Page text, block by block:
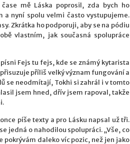
mě Láska poprosil, zda bych ho
a nyní spolu velmi často vystupujeme.
Zkrátka ho podporuji, aby se na pódiu
vlastním, jak současná spolupráce
Fejs tu fejs, kde se známý kytarista
příliš velký význam fungování a
se neodmítají, Tokhi si zahrál i v tomto
jsem hned, dřív jsem rapoval, takže
píše texty a pro Lásku napsal už tři.
jedná o nahodilou spolupráci. „Vše, co
pokrývám daleko víc pozic, než jen jako